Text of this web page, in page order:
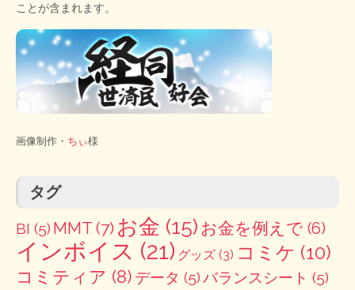
ことが含まれます。
画像制作・ ちぃ様
タグ
BI (5) MMT (7) お金 (15) お金を例えで (6)
インボイス (21) グッズ (3) コミケ (10)
コミティア (8) データ (5)バランスシート (5)